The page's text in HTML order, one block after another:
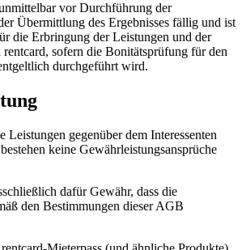
vor Durchführung der
Übermittlung des Ergebnisses fällig und ist
die Erbringung der Leistungen und der
sofern die Bonitätsprüfung für den
durchgeführt wird.
Leistungen gegenüber dem Interessenten
keine Gewährleistungsansprüche
dafür Gewähr, dass die
den Bestimmungen dieser AGB